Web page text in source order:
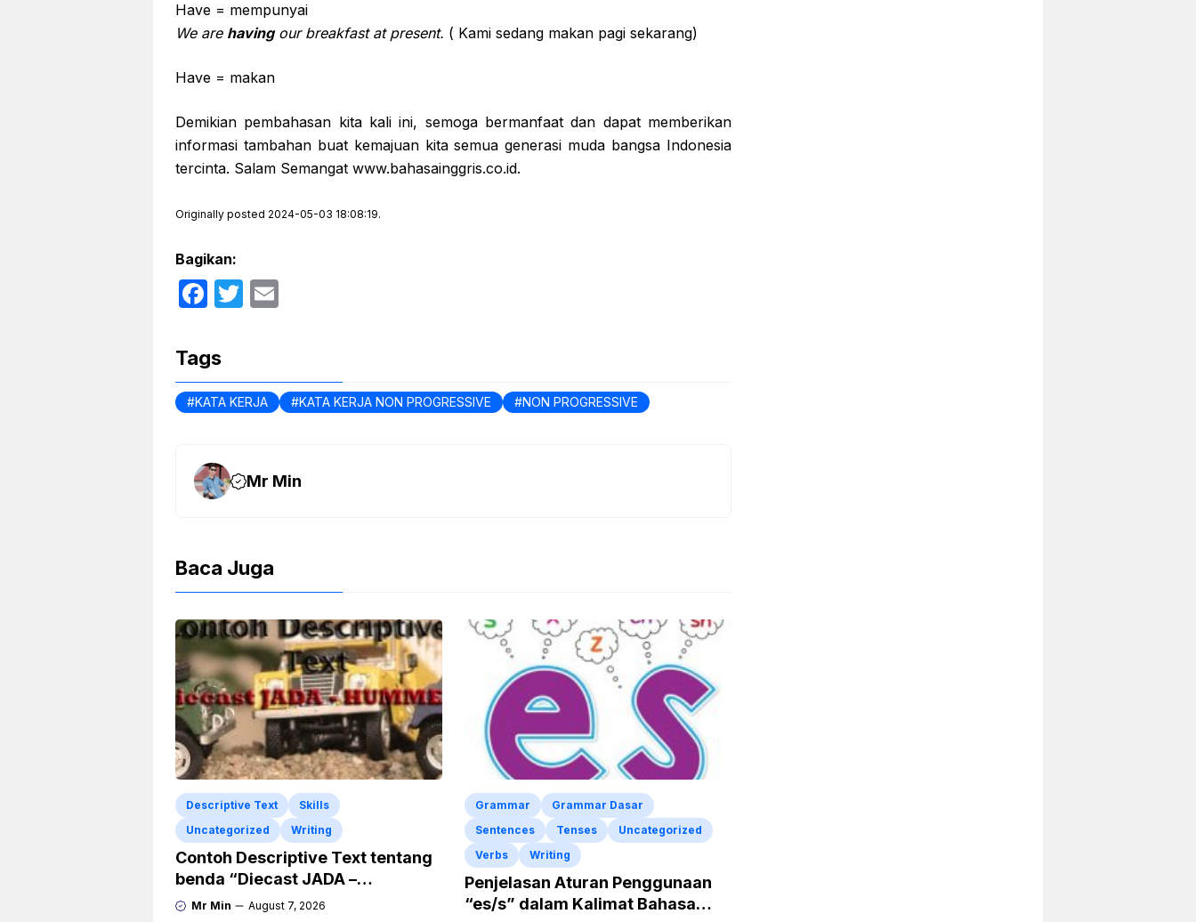
Have = mempunyai
We are havingour breakfast at present. ( Kami sedang makan pagi sekarang)
Have = makan
Demikian pembahasan kita kali ini, semoga bermanfaat dan dapat memberikan
informasi tambahan buat kemajuan kita semua generasi muda bangsa Indonesia
tercinta. Salam Semangat www.bahasainggris.co.id.
Originally posted 2024-05-03 18:08:19.
Bagikan:
F
c
e
b
o
k
T
er
Tags
KATA KERJA KATA KERJA NON PROGRESSIVE NON PROGRESSIVE
Mr Min
Baca Juga
Descriptive Text
Skills
Uncategorized
Writing
Contoh Descriptive Text tentang
benda “Diecast JADA –
HUMMER”
Mr Min August 7, 2026
Grammar
Grammar Dasar
Sentences
Tenses
Uncategorized
Verbs
Writing
Penjelasan Aturan Penggunaan
“es/s” dalam Kalimat Bahasa